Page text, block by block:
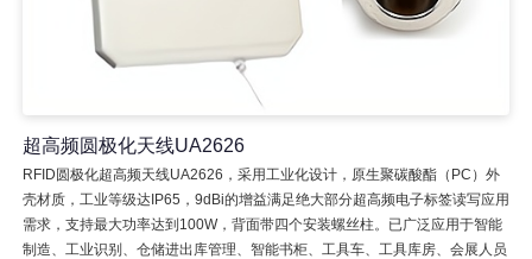
超高频圆极化天线UA2626
RFID圆极化超高频天线UA2626，采用工业化设计，原生聚碳酸酯（PC）外
壳材质，工业等级达IP65，9dBi的增益满足绝大部分超高频电子标签读写应用
需求，支持最大功率达到100W，背面带四个安装螺丝柱。已广泛应用于智能
制造、工业识别、仓储进出库管理、智能书柜、工具车、工具库房、会展人员